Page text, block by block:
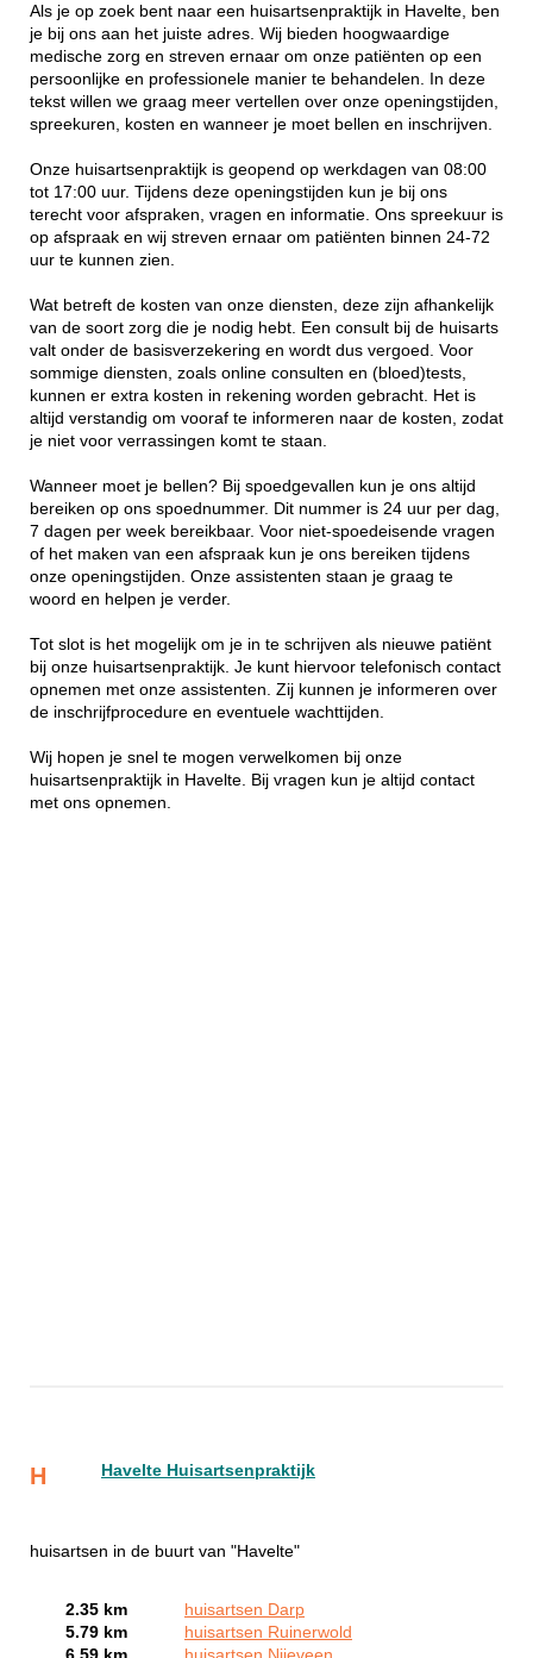
Als je op zoek bent naar een huisartsenpraktijk in Havelte, ben
je bij ons aan het juiste adres. Wij bieden hoogwaardige
medische zorg en streven ernaar om onze patiënten op een
persoonlijke en professionele manier te behandelen. In deze
tekst willen we graag meer vertellen over onze openingstijden,
spreekuren, kosten en wanneer je moet bellen en inschrijven.
Onze huisartsenpraktijk is geopend op werkdagen van 08:00
tot 17:00 uur. Tijdens deze openingstijden kun je bij ons
terecht voor afspraken, vragen en informatie. Ons spreekuur is
op afspraak en wij streven ernaar om patiënten binnen 24-72
uur te kunnen zien.
Wat betreft de kosten van onze diensten, deze zijn afhankelijk
van de soort zorg die je nodig hebt. Een consult bij de huisarts
valt onder de basisverzekering en wordt dus vergoed. Voor
sommige diensten, zoals online consulten en (bloed)tests,
kunnen er extra kosten in rekening worden gebracht. Het is
altijd verstandig om vooraf te informeren naar de kosten, zodat
je niet voor verrassingen komt te staan.
Wanneer moet je bellen? Bij spoedgevallen kun je ons altijd
bereiken op ons spoednummer. Dit nummer is 24 uur per dag,
7 dagen per week bereikbaar. Voor niet-spoedeisende vragen
of het maken van een afspraak kun je ons bereiken tijdens
onze openingstijden. Onze assistenten staan je graag te
woord en helpen je verder.
Tot slot is het mogelijk om je in te schrijven als nieuwe patiënt
bij onze huisartsenpraktijk. Je kunt hiervoor telefonisch contact
opnemen met onze assistenten. Zij kunnen je informeren over
de inschrijfprocedure en eventuele wachttijden.
Wij hopen je snel te mogen verwelkomen bij onze
huisartsenpraktijk in Havelte. Bij vragen kun je altijd contact
met ons opnemen.
H Havelte Huisartsenpraktijk
huisartsen in de buurt van "Havelte"
2.35 km
huisartsen Darp
5.79 km
huisartsen Ruinerwold